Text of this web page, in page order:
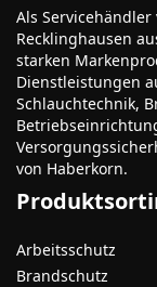
Als
Recklinghausen
starken
Dienstleistungen
Schlauchtechnik,
von Haberkorn.
Arbeitsschutz
Brandschutz